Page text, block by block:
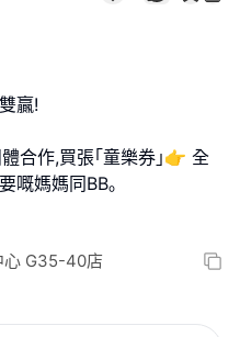
贏!
合作,買張｢童樂券｣👉 全
嘅媽媽同BB｡
心 G35-40店